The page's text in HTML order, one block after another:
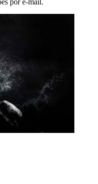
por e-mail.